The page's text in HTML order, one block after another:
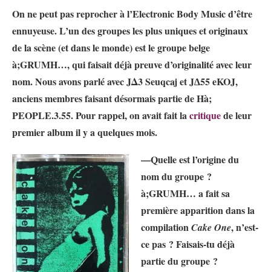
On ne peut pas reprocher à l’Electronic Body Music d’être
ennuyeuse. L’un des groupes les plus uniques et originaux
de la scène (et dans le monde) est le groupe belge
à;GRUMH…, qui faisait déjà preuve d’originalité avec leur
nom. Nous avons parlé avecJΔ3 Seuqcaj et J∆55 eKOJ,
anciens membres faisant désormais partie deHà;
PEOPLE.3.55. Pour rappel, on avait fait lacritiquede leur
premier album il y a quelques mois.
—Quelle est l’origine du
nom du groupe ?
à;GRUMH… a fait sa
première apparition dans la
compilationCake One, n’est-
ce pas ? Faisais-tu déjà
partie du groupe ?